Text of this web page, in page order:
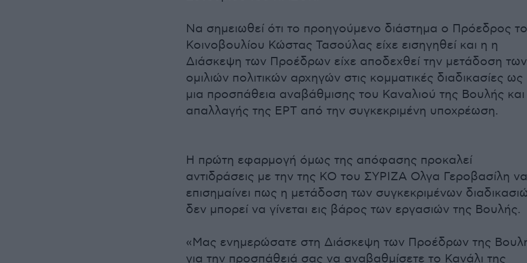
Να σημειωθεί ότι το προηγούμενο διάστημα ο Πρόεδρος
Κοινοβουλίου Κώστας Τασούλας είχε εισηγηθεί και η η
Διάσκεψη των Προέδρων είχε αποδεχθεί την μετάδοση των
ομιλιών πολιτικών αρχηγών στις κομματικές διαδικασίες ως
μια προσπάθεια αναβάθμισης του Καναλιού της Βουλής και
απαλλαγής της ΕΡΤ από την συγκεκριμένη υποχρέωση.
Η πρώτη εφαρμογή όμως της απόφασης προκαλεί
αντιδράσεις με την της ΚΟ του ΣΥΡΙΖΑ Ολγα Γεροβασίλη να
επισημαίνει πως η μετάδοση των συγκεκριμένων
δεν μπορεί να γίνεται εις βάρος των εργασιών της Βουλής.
«Μας ενημερώσατε στη Διάσκεψη των Προέδρων της
για την προσπάθειά σας να αναβαθμίσετε το Κανάλι της